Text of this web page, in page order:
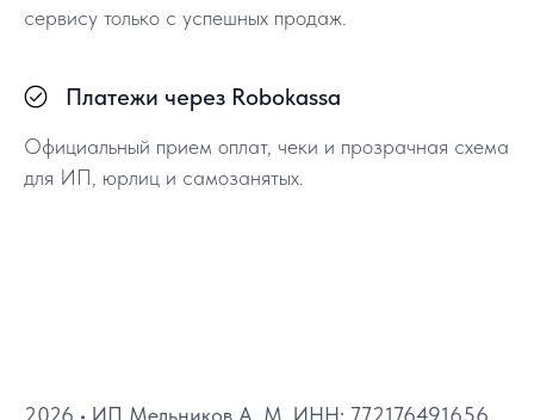
сервису только с успешных продаж.
Платежи через Robokassa
Официальный прием оплат, чеки и прозрачная схема
для ИП, юрлиц и самозанятых.
2026 • ИП Мельников А. М. ИНН: 772176491656